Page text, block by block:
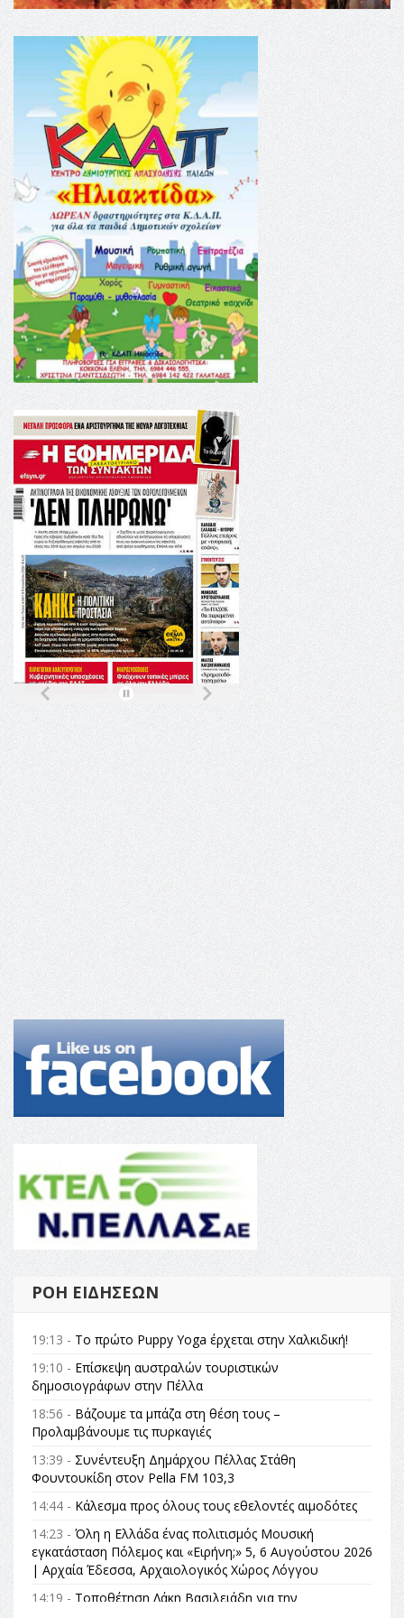
ΡΟΉ ΕΙΔΉΣΕΩΝ
19:13 - Το πρώτο Puppy Yoga έρχεται στην Χαλκιδική!
19:10 - Επίσκεψη αυστραλών τουριστικών
δημοσιογράφων στην Πέλλα
18:56 - Βάζουμε τα μπάζα στη θέση τους –
Προλαμβάνουμε τις πυρκαγιές
13:39 - Συνέντευξη Δημάρχου Πέλλας Στάθη
Φουντουκίδη στον Pella FM 103,3
14:44 - Κάλεσμα προς όλους τους εθελοντές αιμοδότες
14:23 - Όλη η Ελλάδα ένας πολιτισμός Μουσική
εγκατάσταση Πόλεμος και «Ειρήνη;» 5, 6 Αυγούστου 2026
| Αρχαία Έδεσσα, Αρχαιολογικός Χώρος Λόγγου
14:19 - Τοποθέτηση Λάκη Βασιλειάδη για την